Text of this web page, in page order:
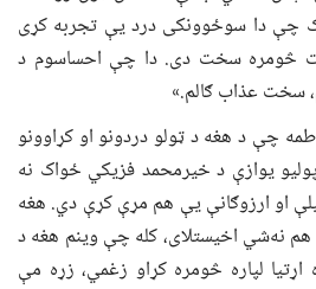
چې دا سوځوونکی درد یې تجربه کړی
څومره سخت دی. دا چې احساسوم د
سخت عذاب ګالم.»
۴۷ کلنه فاطمه چې د هغه د ټولو دردونو او کړاوونو
یوازې د خیرمحمد فزیکي ځواک نه
او ارزوګانې یې هم مړې کړې دي. هغه
هم نه‌شي اخیستلای، کله چې وینم هغه د
لپاره څومره کړاو زغمي، زړه مې